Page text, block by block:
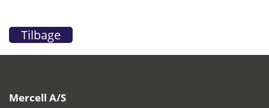
Tilbage
Mercell A/S